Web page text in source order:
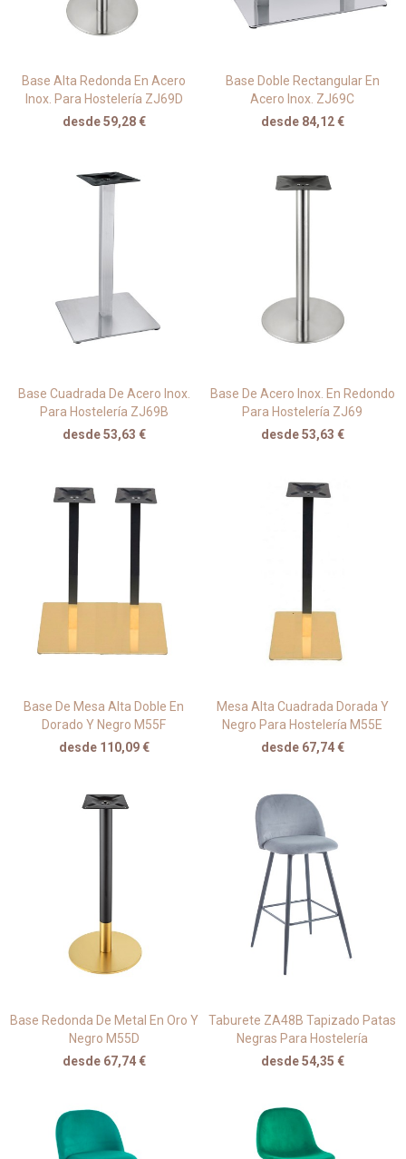
Base Alta Redonda En Acero
Inox. Para Hostelería ZJ69D
desde 59,28 €
Base Doble Rectangular En
Acero Inox. ZJ69C
desde 84,12 €
Base Cuadrada De Acero Inox.
Para Hostelería ZJ69B
desde 53,63 €
Base De Acero Inox. En Redondo
Para Hostelería ZJ69
desde 53,63 €
Base De Mesa Alta Doble En
Dorado Y Negro M55F
desde 110,09 €
Mesa Alta Cuadrada Dorada Y
Negro Para Hostelería M55E
desde 67,74 €
Base Redonda De Metal En Oro Y
Negro M55D
desde 67,74 €
Taburete ZA48B Tapizado Patas
Negras Para Hostelería
desde 54,35 €